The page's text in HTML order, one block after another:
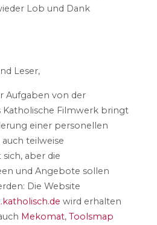
Lob und Dank
Leser,
Aufgaben von der
Katholische Filmwerk bringt
einer personellen
teilweise
aber die
und Angebote sollen
Die Website
wird erhalten
Mekomat, Toolsmap